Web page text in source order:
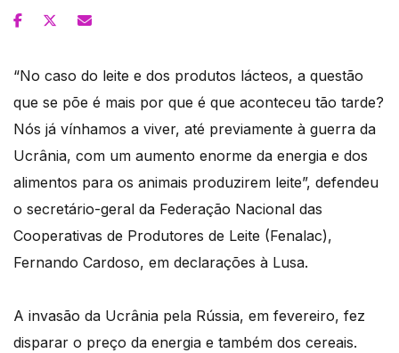
“No caso do leite e dos produtos lácteos, a questão
que se põe é mais por que é que aconteceu tão tarde?
Nós já vínhamos a viver, até previamente à guerra da
Ucrânia, com um aumento enorme da energia e dos
alimentos para os animais produzirem leite”, defendeu
o secretário-geral da Federação Nacional das
Cooperativas de Produtores de Leite (Fenalac),
Fernando Cardoso, em declarações à Lusa.
A invasão da Ucrânia pela Rússia, em fevereiro, fez
disparar o preço da energia e também dos cereais.